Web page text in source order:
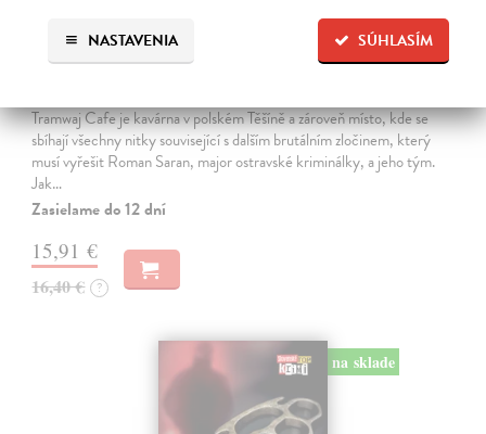
SÚHLASÍM
NASTAVENIA
Tramwaj na Sachsenberg
Tramwaj Cafe je kavárna v polském Těšíně a zároveň místo, kde se
sbíhají všechny nitky související s dalším brutálním zločinem, který
musí vyřešit Roman Saran, major ostravské kriminálky, a jeho tým.
Jak…
Zasielame do 12 dní
15,91 €
16,40 € ?
na sklade